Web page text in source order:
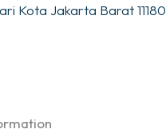
Kota Jakarta Barat 11180